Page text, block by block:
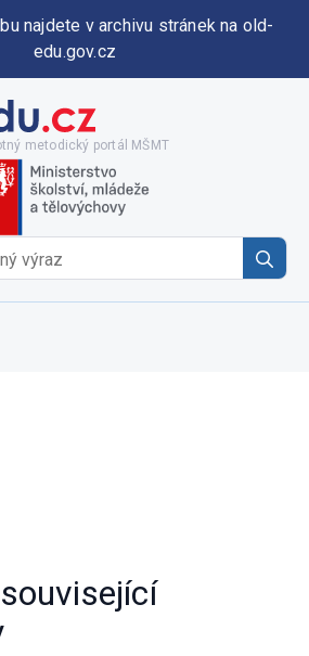
najdete v archivu stránek na old-
edu.gov.cz
metodický portál MŠMT
for: